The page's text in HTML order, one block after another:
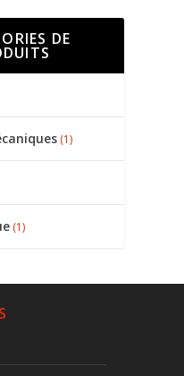
DE
(1)
(1)